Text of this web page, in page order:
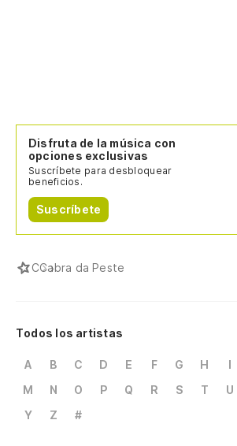
Disfruta de la música con
opciones exclusivas
Suscríbete para desbloquear
beneficios.
Suscríbete
CCabra da Peste
Todos los artistas
A B C D E F G H I
M
N O P Q R S T U
Y
Z #